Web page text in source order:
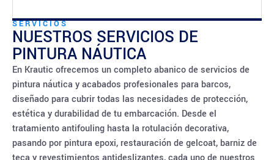
SERVICIOS
NUESTROS SERVICIOS DE
PINTURA NÁUTICA
En Krautic ofrecemos un completo abanico de servicios de
pintura náutica y acabados profesionales para barcos,
diseñado para cubrir todas las necesidades de protección,
estética y durabilidad de tu embarcación. Desde el
tratamiento antifouling hasta la rotulación decorativa,
pasando por pintura epoxi, restauración de gelcoat, barniz de